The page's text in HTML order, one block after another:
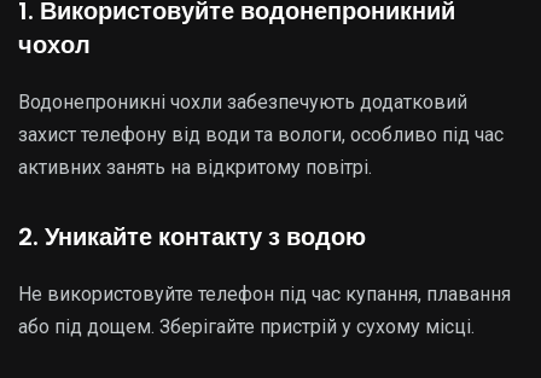
1. Використовуйте водонепроникний
чохол
Водонепроникні чохли забезпечують додатковий
захист телефону від води та вологи, особливо під час
активних занять на відкритому повітрі.
2. Уникайте контакту з водою
Не використовуйте телефон під час купання, плавання
або під дощем. Зберігайте пристрій у сухому місці.